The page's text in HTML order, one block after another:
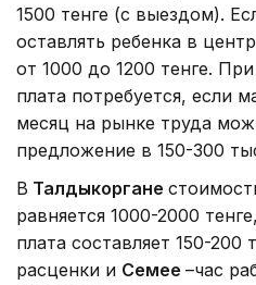
1500 тенге (с выездом).
оставлять ребенка в
от 1000 до 1200 тенге.
плата потребуется, если
месяц на рынке труда
предложение в 150-300
В Талдыкоргане
равняется 1000-2000
плата составляет 150-200
расценки и Семее –час